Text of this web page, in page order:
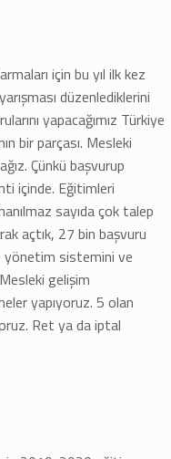
için bu yıl ilk kez
düzenlediklerini
yapacağımız Türkiye
bir parçası. Mesleki
Çünkü başvurup
içinde. Eğitimleri
sayıda çok talep
açtık, 27 bin başvuru
yönetim sistemini ve
gelişim
yapıyoruz. 5 olan
Ret ya da iptal